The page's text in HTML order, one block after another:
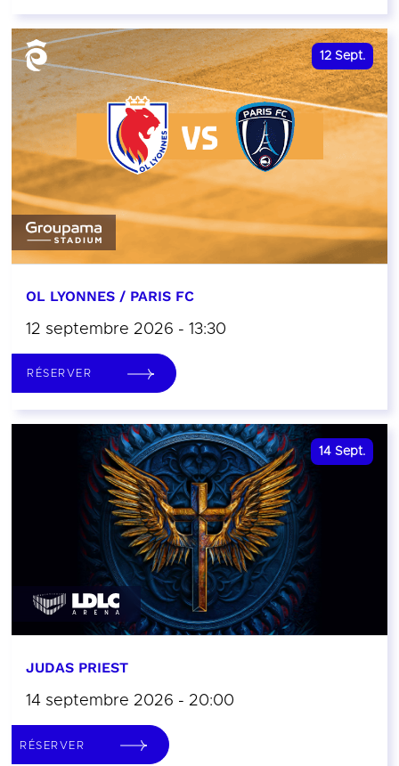
12 Sept.
OL LYONNES / PARIS FC
12 septembre 2026 - 13:30
RÉSERVER
14 Sept.
JUDAS PRIEST
14 septembre 2026 - 20:00
RÉSERVER